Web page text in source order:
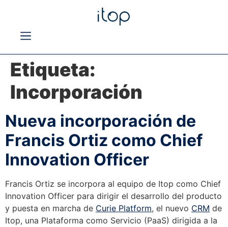
Etiqueta:
Incorporación
Nueva incorporación de
Francis Ortiz como Chief
Innovation Officer
Francis Ortiz se incorpora al equipo de Itop como Chief
Innovation Officer para dirigir el desarrollo del producto
y puesta en marcha de Curie Platform, el nuevo CRM de
Itop, una Plataforma como Servicio (PaaS) dirigida a la